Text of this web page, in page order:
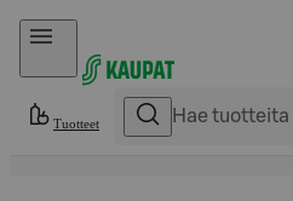
Hyppää sisältöön
Tuotteet